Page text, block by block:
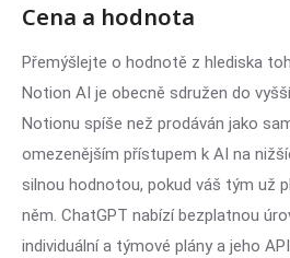
Cena a hodnota
Přemýšlejte o hodnotě z hlediska
Notion AI je obecně sdružen do
Notionu spíše než prodáván jako
omezenějším přístupem k AI na
silnou hodnotou, pokud váš tým už
něm. ChatGPT nabízí bezplatnou
individuální a týmové plány a jeho